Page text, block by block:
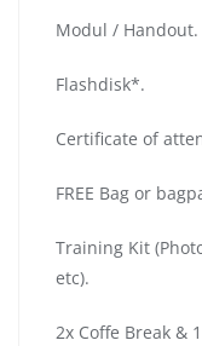
Modul / Handout.
Flashdisk*.
Certificate of
FREE Bag or
Training Kit
etc).
2x Coffe Break &